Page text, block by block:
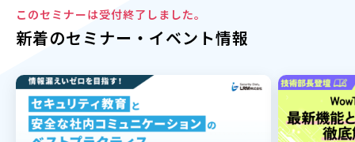
このセミナーは受付終了しました。
新着のセミナー・イベント情報